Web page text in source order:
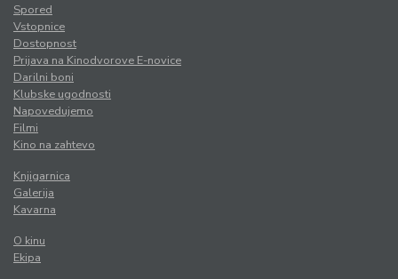
Spored
Vstopnice
Dostopnost
Prijava na Kinodvorove E-novice
Darilni boni
Klubske ugodnosti
Napovedujemo
Filmi
Kino na zahtevo
Knjigarnica
Galerija
Kavarna
O kinu
Ekipa